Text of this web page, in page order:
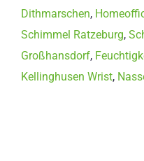
Dithmarschen,
Schimmel Ratzeburg,
Großhansdorf,
Kellinghusen Wrist,